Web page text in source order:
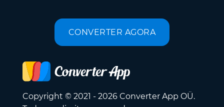
CONVERTER AGORA
Copyright © 2021 - 2026 Converter App OÜ.